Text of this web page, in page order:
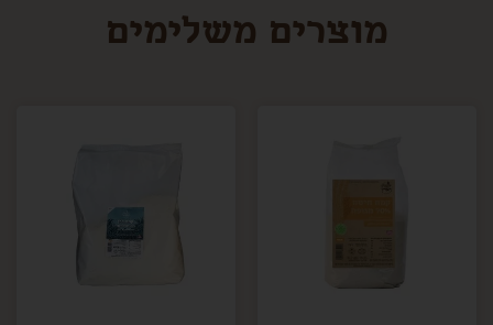
מוצרים משלימים